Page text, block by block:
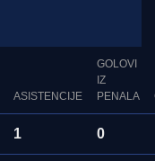
ASISTENCIJE
GOLOVI
IZ
PENALA
1 0